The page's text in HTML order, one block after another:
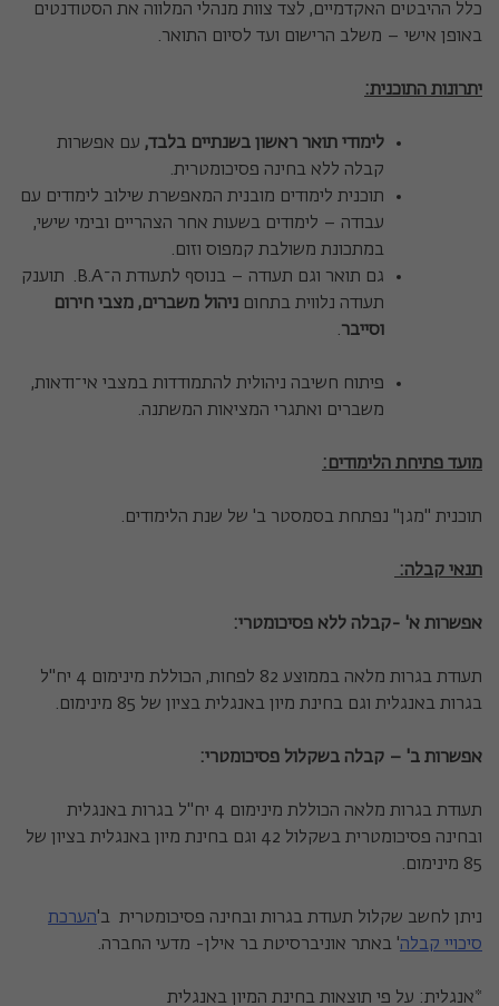
כלל ההיבטים האקדמיים, לצד צוות מנהלי המלווה את הסטודנטים
באופן אישי – משלב הרישום ועד לסיום התואר.
יתרונות התוכנית:
לימודי תואר ראשון בשנתיים בלבד, עם אפשרות
קבלה ללא בחינה פסיכומטרית.
תוכנית לימודים מובנית המאפשרת שילוב לימודים עם
עבודה – לימודים בשעות אחר הצהריים ובימי שישי,
במתכונת משולבת קמפוס וזום.
גם תואר וגם תעודה – בנוסף לתעודת ה־B.A. תוענק
תעודה נלווית בתחום ניהול משברים, מצבי חירום
וסייבר.
פיתוח חשיבה ניהולית להתמודדות במצבי אי־ודאות,
משברים ואתגרי המציאות המשתנה.
מועד פתיחת הלימודים:
תוכנית "מגן" נפתחת בסמסטר ב' של שנת הלימודים.
תנאי קבלה:
אפשרות א' -קבלה ללא פסיכומטרי:
תעודת בגרות מלאה בממוצע 82 לפחות, הכוללת מינימום 4 יח"ל
בגרות באנגלית וגם בחינת מיון באנגלית בציון של 85 מינימום.
אפשרות ב' – קבלה בשקלול פסיכומטרי:
תעודת בגרות מלאה הכוללת מינימום 4 יח"ל בגרות באנגלית
ובחינה פסיכומטרית בשקלול 42 וגם בחינת מיון באנגלית בציון של
85 מינימום.
ניתן לחשב שקלול תעודת בגרות ובחינה פסיכומטרית ב'הערכת
סיכויי קבלה' באתר אוניברסיטת בר אילן- מדעי החברה.
*אנגלית: על פי תוצאות בחינת המיון באנגלית